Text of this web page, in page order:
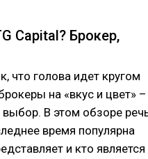
Capital? Брокер,
что голова идет кругом
на «вкус и цвет» –
В этом обзоре
время популярна
и кто является